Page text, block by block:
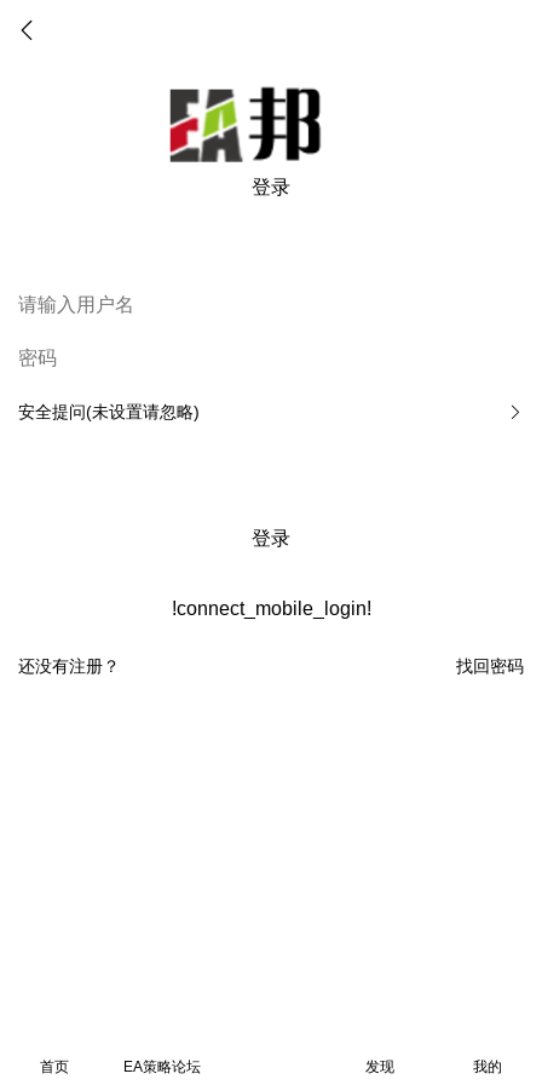
登录
安全提问(未设置请忽略)
登录
!connect_mobile_login!
找回密码
还没有注册？
首页 EA策略论坛 发现 我的